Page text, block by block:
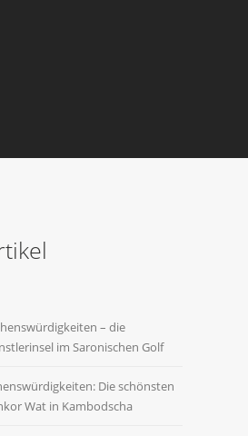
– die
im Saronischen Golf
Die schönsten
Wat in Kambodscha